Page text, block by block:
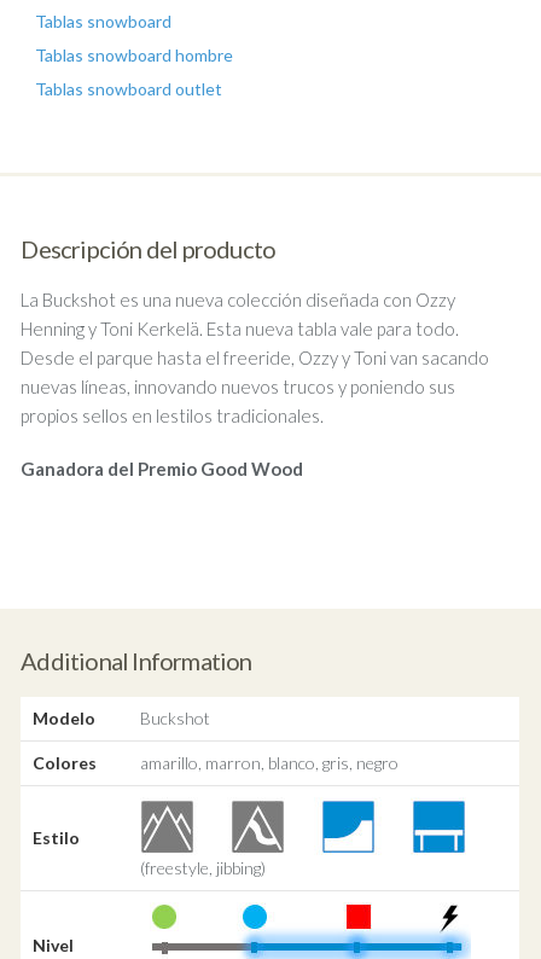
Tablas snowboard
Tablas snowboard hombre
Tablas snowboard outlet
Descripción del producto
La Buckshot es una nueva colección diseñada con Ozzy
Henningy Toni Kerkelä. Esta nueva tabla vale para todo.
Desde el parque hasta el freeride, Ozzyy Tonivan sacando
nuevas líneas, innovando nuevos trucos y poniendo sus
propios sellos en lestilos tradicionales.
Ganadora del Premio Good Wood
Additional Information
Modelo Buckshot
Colores amarillo, marron, blanco, gris, negro
Estilo
(freestyle, jibbing)
Nivel